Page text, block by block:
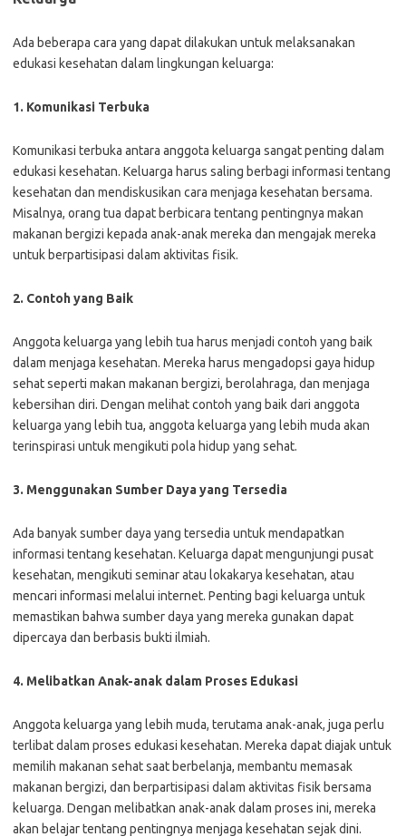
Ada beberapa cara yang dapat dilakukan untuk melaksanakan
edukasi kesehatan dalam lingkungan keluarga:
1. Komunikasi Terbuka
Komunikasi terbuka antara anggota keluarga sangat penting dalam
edukasi kesehatan. Keluarga harus saling berbagi informasi tentang
kesehatan dan mendiskusikan cara menjaga kesehatan bersama.
Misalnya, orang tua dapat berbicara tentang pentingnya makan
makanan bergizi kepada anak-anak mereka dan mengajak mereka
untuk berpartisipasi dalam aktivitas fisik.
2. Contoh yang Baik
Anggota keluarga yang lebih tua harus menjadi contoh yang baik
dalam menjaga kesehatan. Mereka harus mengadopsi gaya hidup
sehat seperti makan makanan bergizi, berolahraga, dan menjaga
kebersihan diri. Dengan melihat contoh yang baik dari anggota
keluarga yang lebih tua, anggota keluarga yang lebih muda akan
terinspirasi untuk mengikuti pola hidup yang sehat.
3. Menggunakan Sumber Daya yang Tersedia
Ada banyak sumber daya yang tersedia untuk mendapatkan
informasi tentang kesehatan. Keluarga dapat mengunjungi pusat
kesehatan, mengikuti seminar atau lokakarya kesehatan, atau
mencari informasi melalui internet. Penting bagi keluarga untuk
memastikan bahwa sumber daya yang mereka gunakan dapat
dipercaya dan berbasis bukti ilmiah.
4. Melibatkan Anak-anak dalam Proses Edukasi
Anggota keluarga yang lebih muda, terutama anak-anak, juga perlu
terlibat dalam proses edukasi kesehatan. Mereka dapat diajak untuk
memilih makanan sehat saat berbelanja, membantu memasak
makanan bergizi, dan berpartisipasi dalam aktivitas fisik bersama
keluarga. Dengan melibatkan anak-anak dalam proses ini, mereka
akan belajar tentang pentingnya menjaga kesehatan sejak dini.